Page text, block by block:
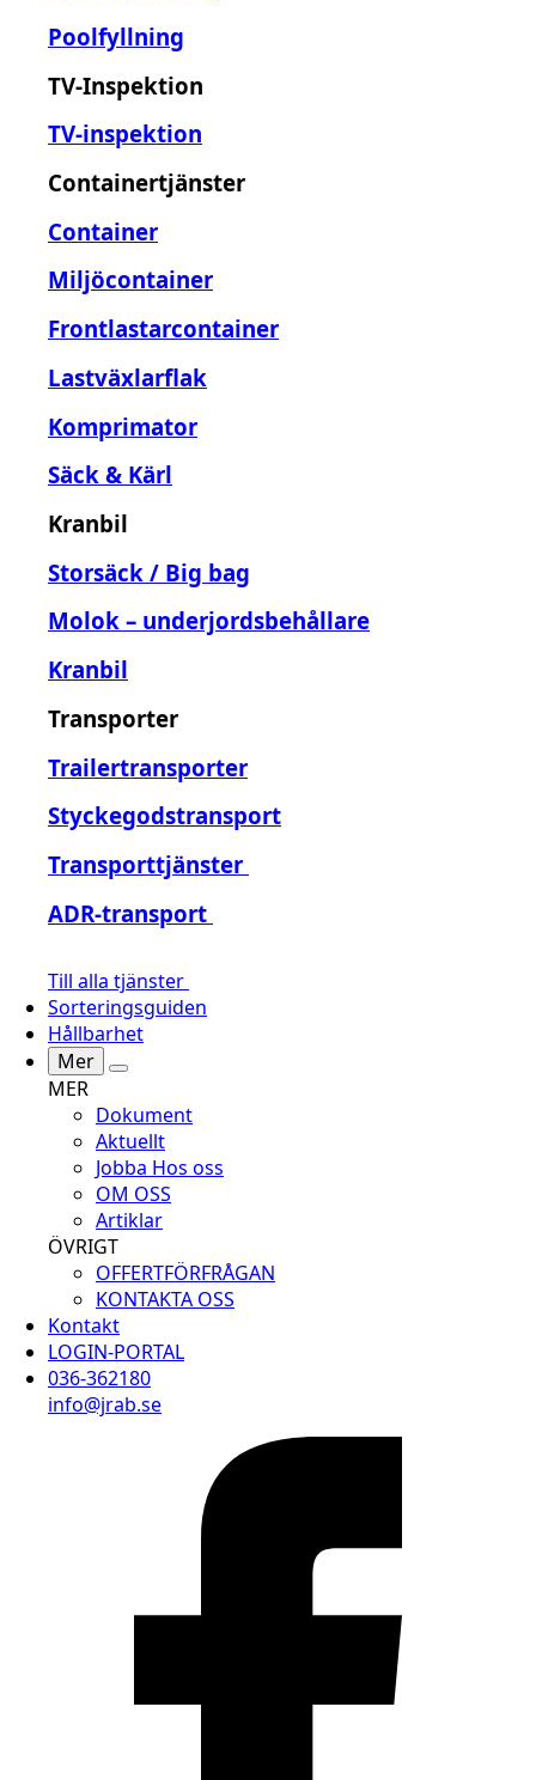
Poolfyllning
TV-Inspektion
TV-inspektion
Containertjänster
Container
Miljöcontainer
Frontlastarcontainer
Lastväxlarflak
Komprimator
Säck & Kärl
Kranbil
Storsäck / Big bag
Molok – underjordsbehållare
Kranbil
Transporter
Trailertransporter
Styckegodstransport
Transporttjänster
ADR-transport
Till alla tjänster
Sorteringsguiden
Hållbarhet
Mer
MER
Dokument
Aktuellt
Jobba Hos oss
OM OSS
Artiklar
ÖVRIGT
OFFERTFÖRFRÅGAN
KONTAKTA OSS
Kontakt
LOGIN-PORTAL
036-362180
info@jrab.se